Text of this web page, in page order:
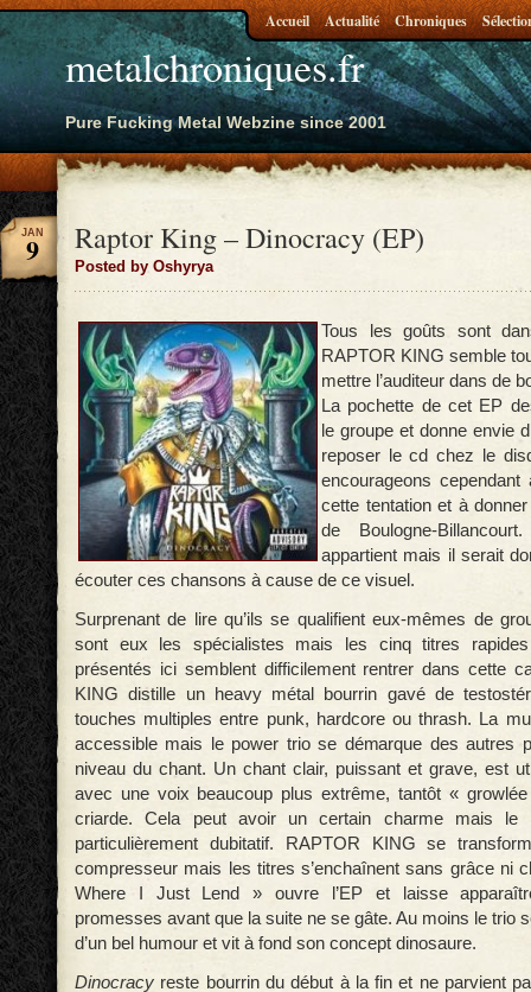
metalchroniques.fr
Pure Fucking Metal Webzine since 2001
Accueil Actualité Chroniques
Raptor King – Dinocracy (EP)
Posted by Oshyrya
JAN
9
Tous les goûts sont
RAPTOR KING semble
mettre l’auditeur dans de
La pochette de cet EP
le groupe et donne envie
reposer le cd chez le
encourageons
cette tentation et à
de Boulogne-
appartient mais il serait
écouter ces chansons à cause de ce visuel.
Surprenant de lire qu’ils se qualifient eux-mêmes de
sont eux les spécialistes mais les cinq titres rapides
présentés ici semblent difficilement rentrer dans cette
KING distille un heavy métal bourrin gavé de
touches multiples entre punk, hardcore ou thrash. La
accessible mais le power trio se démarque des autres
niveau du chant. Un chant clair, puissant et grave, est
avec une voix beaucoup plus extrême, tantôt «
criarde. Cela peut avoir un certain charme mais le
particulièrement dubitatif. RAPTOR KING se
compresseur mais les titres s’enchaînent sans grâce ni
Where I Just Lend » ouvre l’EP et laisse
promesses avant que la suite ne se gâte. Au moins le trio
d’un bel humour et vit à fond son concept dinosaure.
Dinocracy reste bourrin du début à la fin et ne parvient